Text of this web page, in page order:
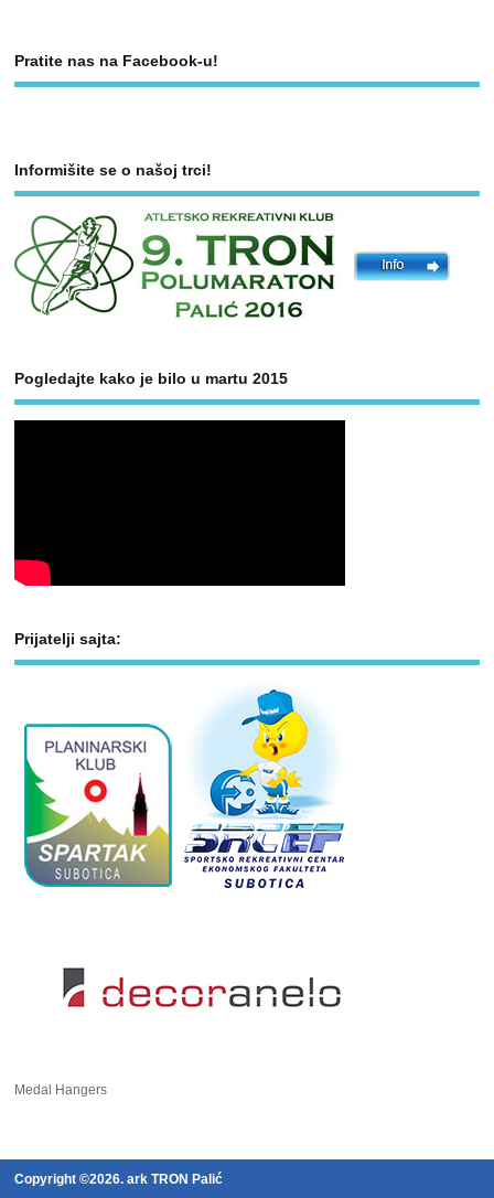
Pratite nas na Facebook-u!
Informišite se o našoj trci!
Pogledajte kako je bilo u martu 2015
Prijatelji sajta:
Medal Hangers
Copyright ©2026. ark TRON Palić